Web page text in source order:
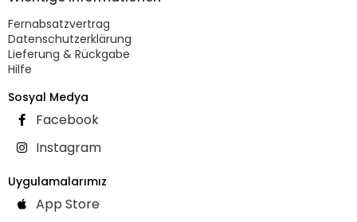
Fernabsatzvertrag
Datenschutzerklärung
Lieferung & Rückgabe
Hilfe
Sosyal Medya
Facebook
Instagram
Uygulamalarımız
App Store